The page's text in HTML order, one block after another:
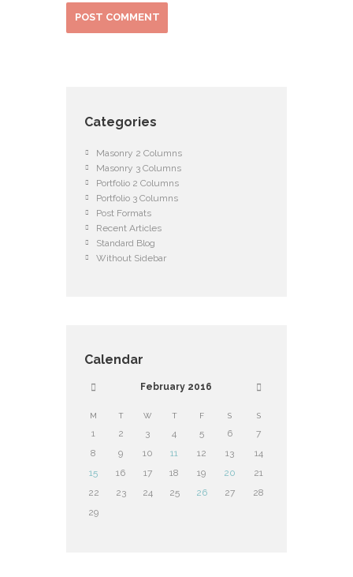
Categories
Masonry 2 Columns
Masonry 3 Columns
Portfolio 2 Columns
Portfolio 3 Columns
Post Formats
Recent Articles
Standard Blog
Without Sidebar
Calendar
February 2016
M T W T F S S
1 2 3 4 5 6
7
8
9 10 11 12 13
14
15
16 17 18 19 20
21
22
23 24 25 26 27
28
29